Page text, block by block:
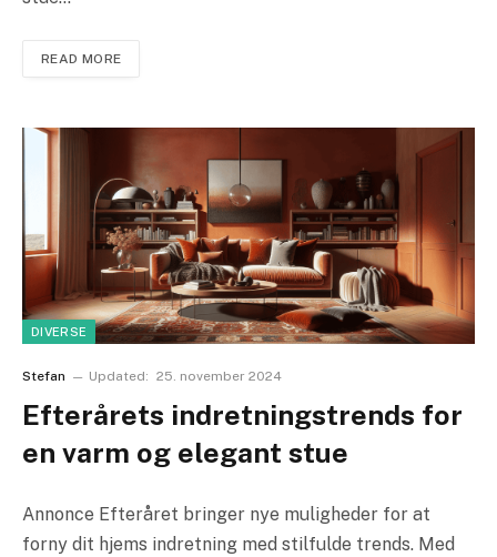
READ MORE
DIVERSE
Stefan Updated: 25. november 2024
Efterårets indretningstrends for
en varm og elegant stue
Annonce Efteråret bringer nye muligheder for at
forny dit hjems indretning med stilfulde trends. Med